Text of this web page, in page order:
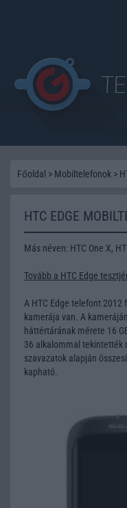
Főoldal > Mobiltelefonok >
HTC EDGE
Más néven: HTC One X,
Tovább a HTC Edge
A HTC Edge telefont
kamerája van. A
háttértárának mérete 16
36 alkalommal tekintették
szavazatok alapján
kapható.